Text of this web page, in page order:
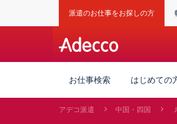
派遣のお仕事をお探しの方
お仕事検索 はじめての
アデコ派遣 中国・四国